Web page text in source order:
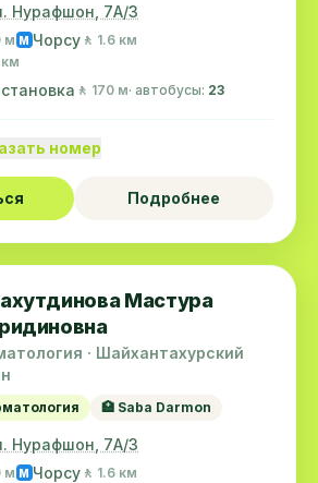
Нурафшон, 7А/3
м M Чорсу 🚶 1.6 км
км
🚶 170 м· автобусы: 23
номер
Подробнее
Мастура
· Шайхантахурский
🏥 Saba Darmon
Нурафшон, 7А/3
м M Чорсу 🚶 1.6 км